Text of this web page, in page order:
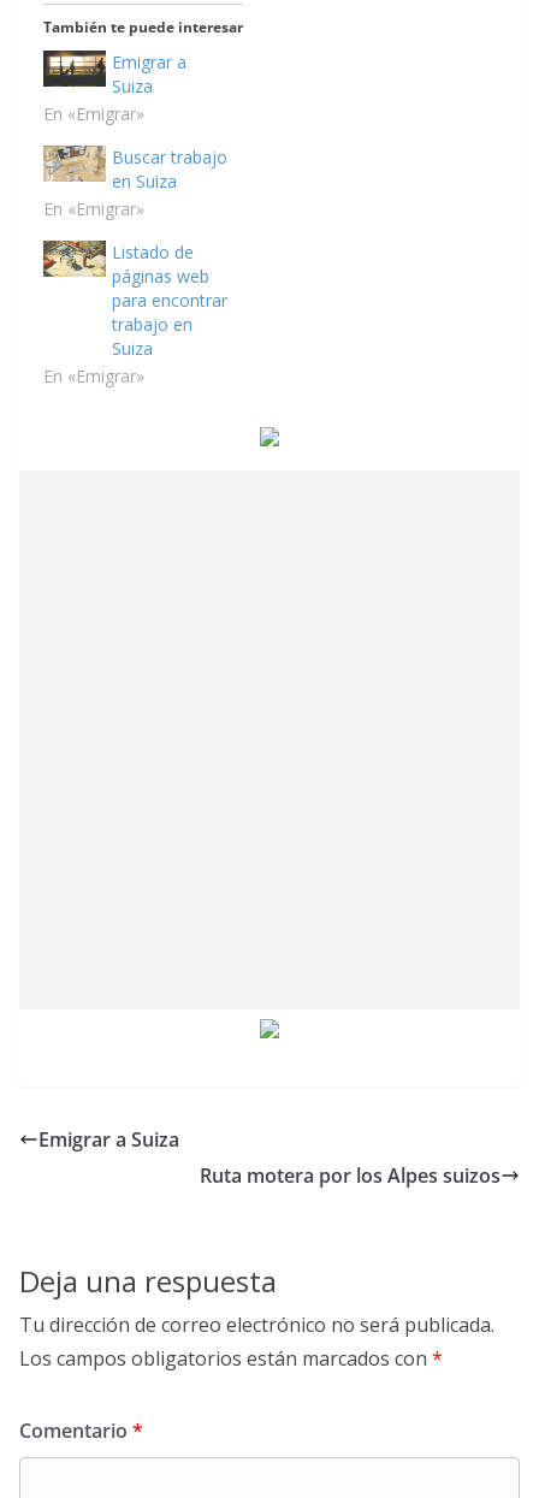
También te puede interesar
Emigrar a
Suiza
En «Emigrar»
Buscar trabajo
en Suiza
En «Emigrar»
Listado de
páginas web
para encontrar
trabajo en
Suiza
En «Emigrar»
Emigrar a Suiza
Ruta motera por los Alpes suizos
Deja una respuesta
Tu dirección de correo electrónico no será publicada.
Los campos obligatorios están marcados con *
Comentario *